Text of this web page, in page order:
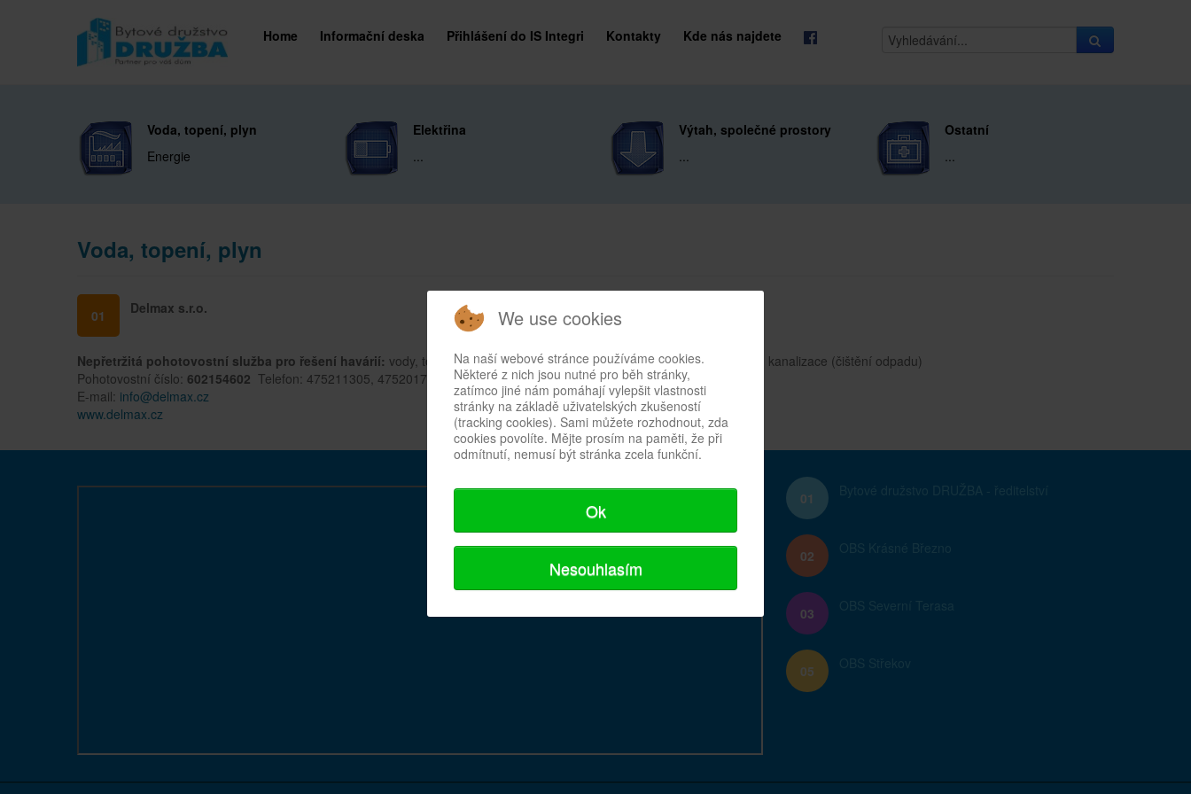
Home Informační deska Přihlášení do IS Integri Kontakty Kde nás najdete
Voda, topení, plyn
Energie
Elektřina
Výtah, společné prostory
Ostatní
Voda, topení, plyn
01 Delmax s.r.o.
Nepřetržitá pohotovostní služba pro řešení havárií: vody, topných rozvodů (včetně otopných těles), plynových rozvodů, kanalizace (čištění odpadu)
Pohotovostní číslo: 602154602 Telefon: 475211305, 475201784
E-mail: info@delmax.cz
www.delmax.cz
01
02
03
05
We use cookies
Na naší webové stránce používáme cookies.
Některé z nich jsou nutné pro běh stránky,
zatímco jiné nám pomáhají vylepšit vlastnosti
stránky na základě uživatelských zkušeností
(tracking cookies). Sami můžete rozhodnout, zda
cookies povolíte. Mějte prosím na paměti, že při
odmítnutí, nemusí být stránka zcela funkční.
Ok
Nesouhlasím